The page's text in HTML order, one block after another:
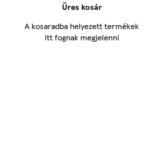
Üres kosár
A kosaradba helyezett termékek
itt fognak megjelenni